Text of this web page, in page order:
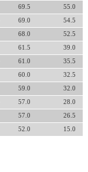
69.5 55.0
69.0 54.5
68.0 52.5
61.5 39.0
61.0 35.5
60.0 32.5
59.0 32.0
57.0 28.0
57.0 26.5
52.0 15.0